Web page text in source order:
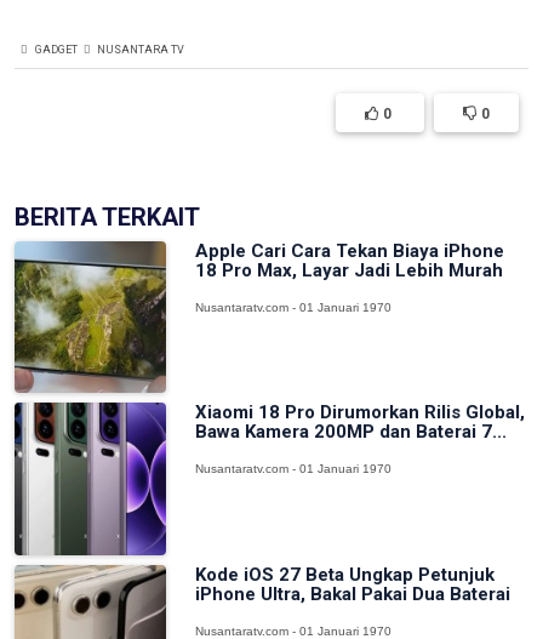
GADGET NUSANTARA TV
0 0
BERITA TERKAIT
Apple Cari Cara Tekan Biaya iPhone
18 Pro Max, Layar Jadi Lebih Murah
Nusantaratv.com - 01 Januari 1970
Xiaomi 18 Pro Dirumorkan Rilis Global,
Bawa Kamera 200MP dan Baterai 7...
Nusantaratv.com - 01 Januari 1970
Kode iOS 27 Beta Ungkap Petunjuk
iPhone Ultra, Bakal Pakai Dua Baterai
Nusantaratv.com - 01 Januari 1970